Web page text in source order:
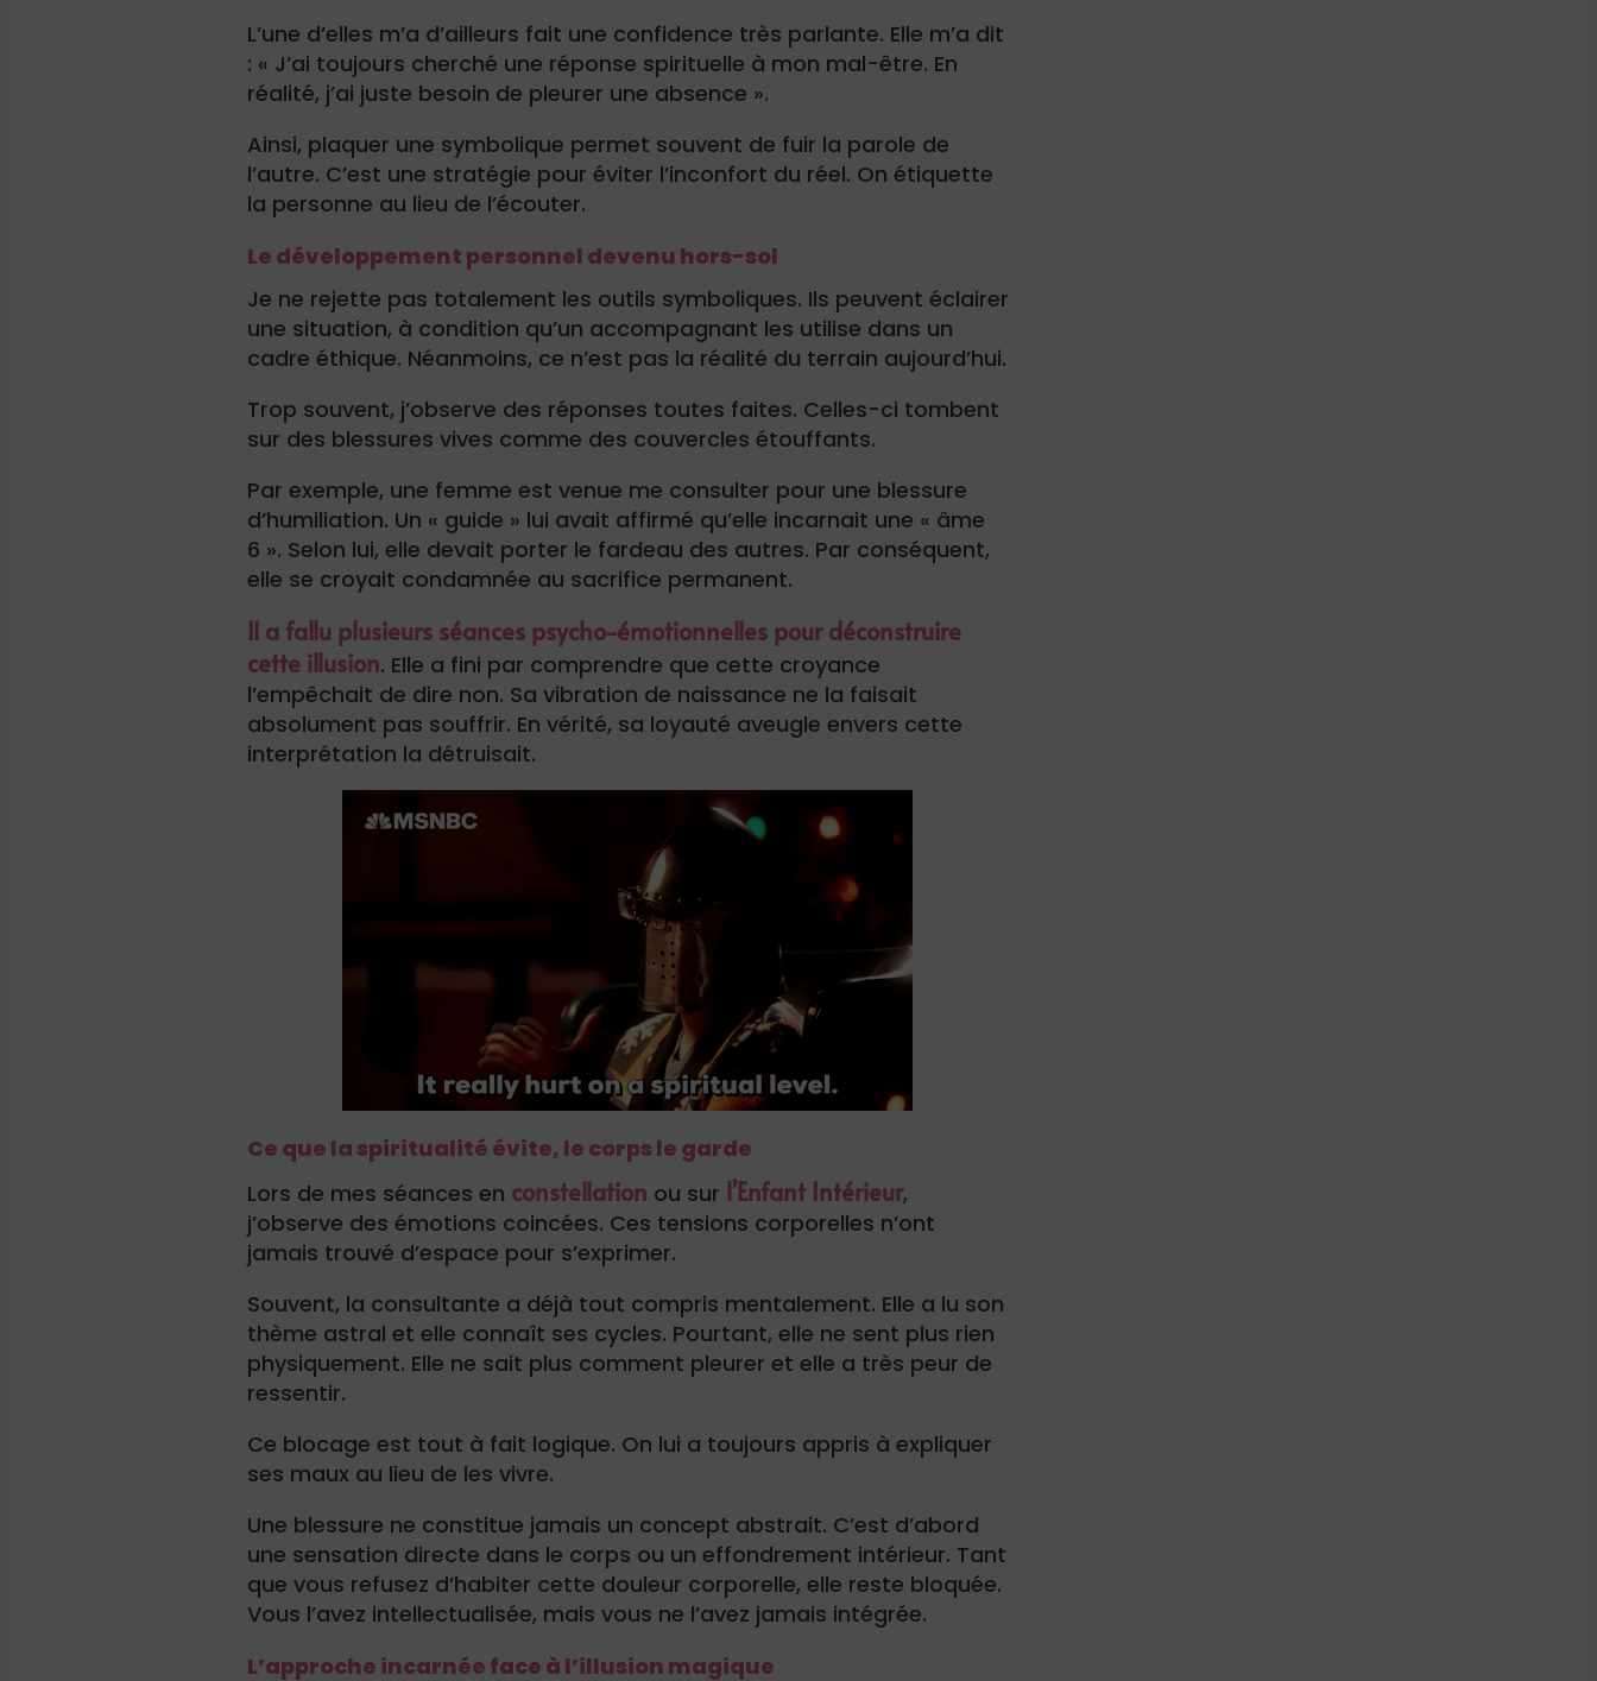
L’une d’elles m’a d’ailleurs fait une confidence très parlante. Elle m’a dit
: « J’ai toujours cherché une réponse spirituelle à mon mal-être. En
réalité, j’ai juste besoin de pleurer une absence ».
Ainsi, plaquer une symbolique permet souvent de fuir la parole de
l’autre. C’est une stratégie pour éviter l’inconfort du réel. On étiquette
la personne au lieu de l’écouter.
Le développement personnel devenu hors-sol
Je ne rejette pas totalement les outils symboliques. Ils peuvent éclairer
une situation, à condition qu’un accompagnant les utilise dans un
cadre éthique. Néanmoins, ce n’est pas la réalité du terrain aujourd’hui.
Trop souvent, j’observe des réponses toutes faites. Celles-ci tombent
sur des blessures vives comme des couvercles étouffants.
Par exemple, une femme est venue me consulter pour une blessure
d’humiliation. Un « guide » lui avait affirmé qu’elle incarnait une « âme
6 ». Selon lui, elle devait porter le fardeau des autres. Par conséquent,
elle se croyait condamnée au sacrifice permanent.
Il a fallu plusieurs séances psycho-émotionnelles pour déconstruire
cette illusion. Elle a fini par comprendre que cette croyance
l’empêchait de dire non. Sa vibration de naissance ne la faisait
absolument pas souffrir. En vérité, sa loyauté aveugle envers cette
interprétation la détruisait.
Ce que la spiritualité évite, le corps le garde
Lors de mes séances en constellation ou sur l’Enfant Intérieur,
j’observe des émotions coincées. Ces tensions corporelles n’ont
jamais trouvé d’espace pour s’exprimer.
Souvent, la consultante a déjà tout compris mentalement. Elle a lu son
thème astral et elle connaît ses cycles. Pourtant, elle ne sent plus rien
physiquement. Elle ne sait plus comment pleurer et elle a très peur de
ressentir.
Ce blocage est tout à fait logique. On lui a toujours appris à expliquer
ses maux au lieu de les vivre.
Une blessure ne constitue jamais un concept abstrait. C’est d’abord
une sensation directe dans le corps ou un effondrement intérieur. Tant
que vous refusez d’habiter cette douleur corporelle, elle reste bloquée.
Vous l’avez intellectualisée, mais vous ne l’avez jamais intégrée.
L’approche incarnée face à l’illusion magique